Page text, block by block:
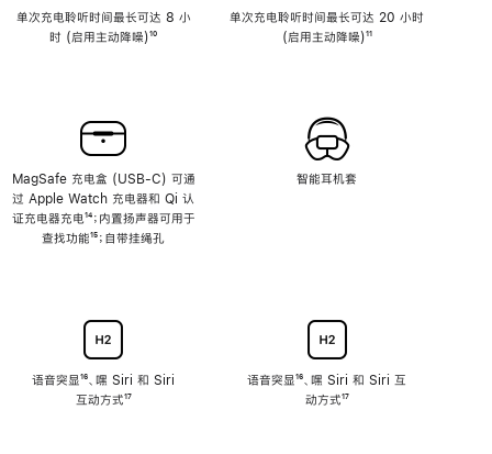
单次充电聆听时间最长可达 8 小
时 (启用主动降噪)脚
¹⁰
MagSafe 充电盒 (USB-C) 可通
过 Apple Watch 充电器和 Qi 认
证充电器充电脚
注
¹⁴；内置扬声器可用于
查找功能脚
¹⁵；自带挂绳孔
语音突显脚
注
¹⁶、嘿 Siri 和 Siri
互动方式脚
¹⁷
单次充电聆听时间最长可达 20 小时
(启用主动降噪)脚
¹¹
智能耳机套
语音突显脚
注
¹⁶、嘿 Siri 和 Siri 互
动方式脚
¹⁷